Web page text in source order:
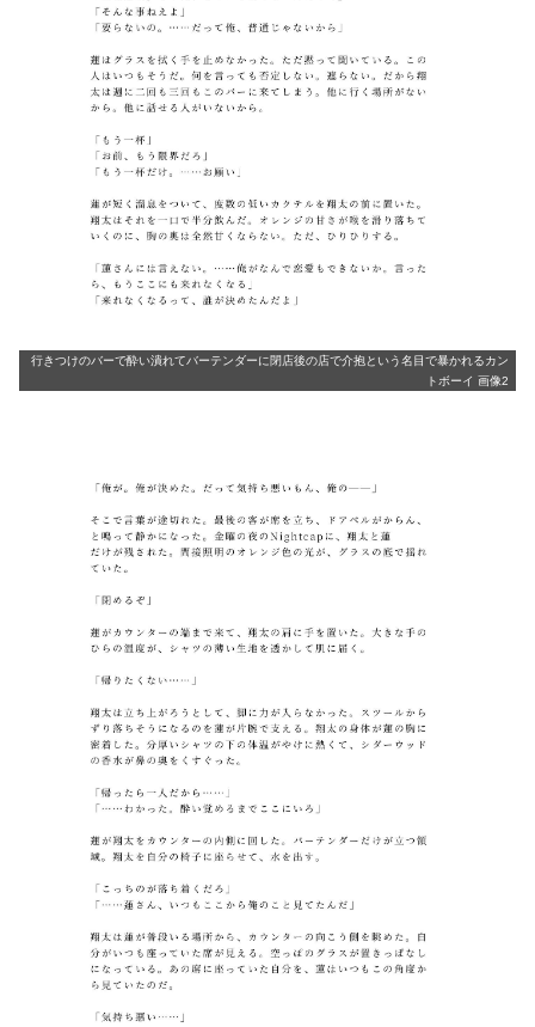
行きつけのバーで酔い潰れてバーテンダーに閉店後の店で介抱という名目で暴かれるカン
トボーイ 画像2